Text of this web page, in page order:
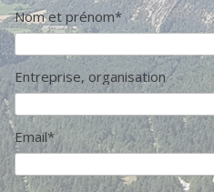
Nom et prénom*
Entreprise, organisation
Email*